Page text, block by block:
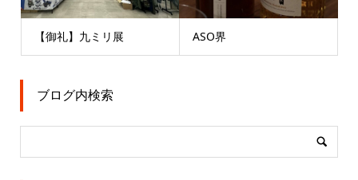
【御礼】九ミリ展 ASO界
ブログ内検索